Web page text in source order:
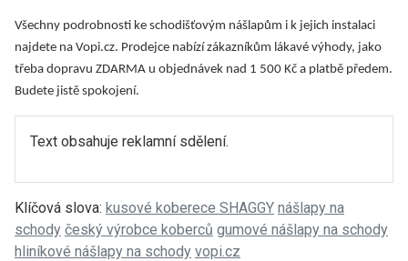
Všechny podrobnosti ke schodišťovým nášlapům i k jejich instalaci
najdete na Vopi.cz. Prodejce nabízí zákazníkům lákavé výhody, jako
třeba dopravu ZDARMA u objednávek nad 1 500 Kč a platbě předem.
Budete jistě spokojení.
Text obsahuje reklamní sdělení.
Klíčová slova: kusové koberece SHAGGY nášlapy na
schody český výrobce koberců gumové nášlapy na schody
hliníkové nášlapy na schody vopi.cz